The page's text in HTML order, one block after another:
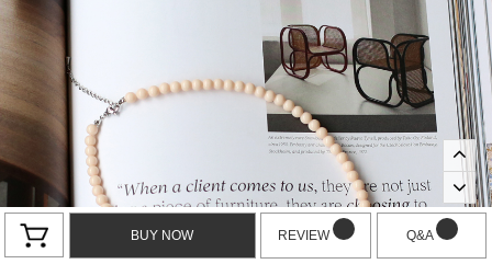
BUY NOW REVIEW Q&A